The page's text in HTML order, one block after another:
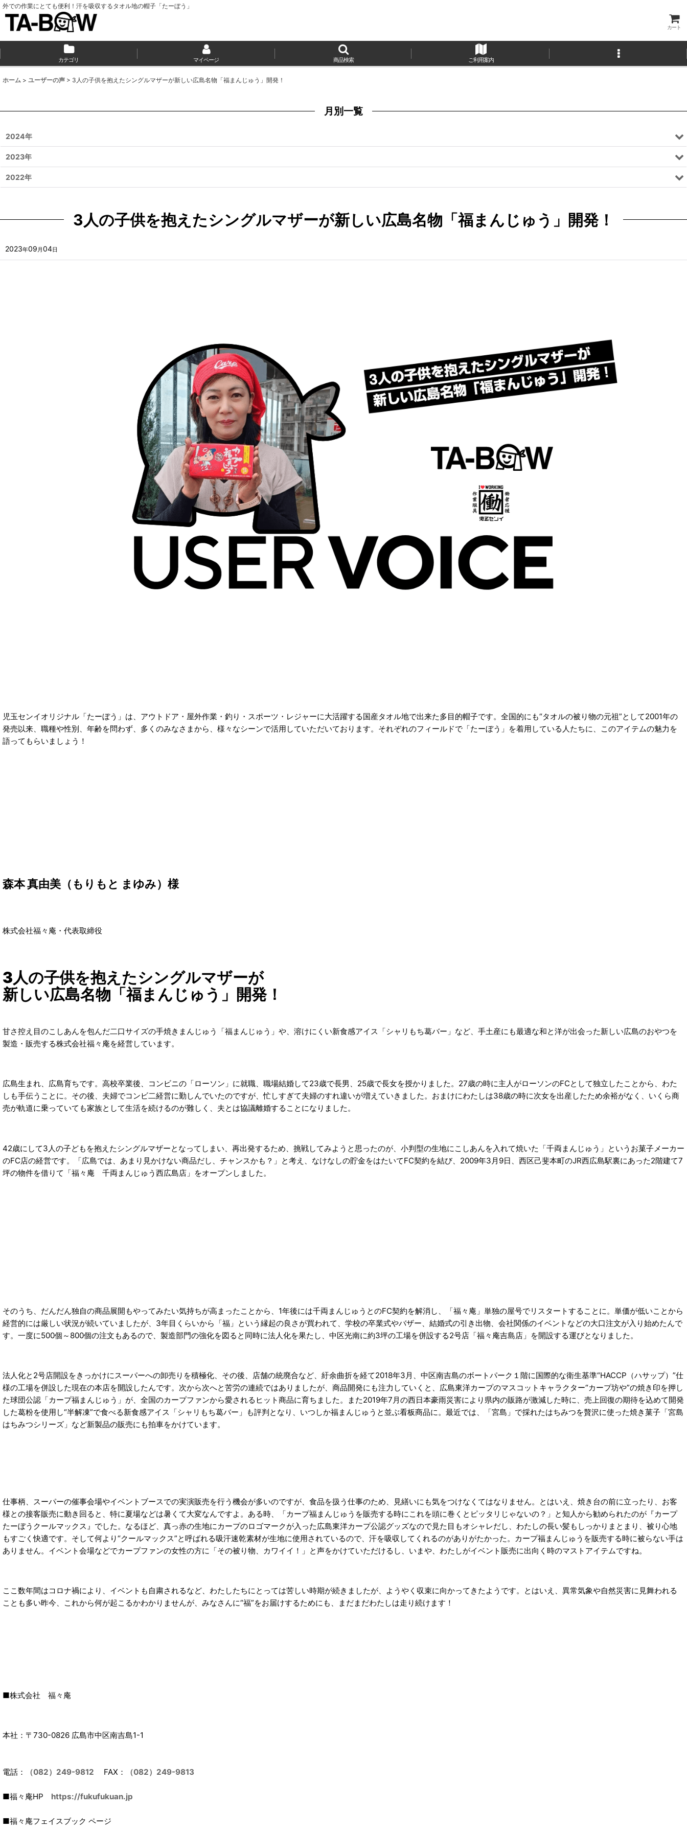
外での作業にとても便利！汗を吸収するタオル地の帽子「たーぼう」
カート
カテゴリ マイページ 商品検索 ご利用案内
ホーム > ユーザーの声 > 3人の子供を抱えたシングルマザーが新しい広島名物「福まんじゅう」開発！
3人の子供を抱えたシングルマザーが新しい広島名物「福まんじゅう」開発！
2023年09 月04日
児玉センイオリジナル「たーぼう」は、アウトドア・屋外作業・釣り・スポーツ・レジャーに大活躍する国産タオル地で出来た多目的帽子です。全国的にも“タオルの被り物の元祖”として2001年の
発売以来、職種や性別、年齢を問わず、多くのみなさまから、様々なシーンで活用していただいております。それぞれのフィールドで「たーぼう」を着用している人たちに、このアイテムの魅力を
語ってもらいましょう！
森本 真由美（もりもと まゆみ）様
株式会社福々庵・代表取締役
3人の子供を抱えたシングルマザーが
新しい広島名物「福まんじゅう」開発！
甘さ控え目のこしあんを包んだ二口サイズの手焼きまんじゅう「福まんじゅう」や、溶けにくい新食感アイス「シャリもち葛バー」など、手土産にも最適な和と洋が出会った新しい広島のおやつを
製造・販売する株式会社福々庵を経営しています。
広島生まれ、広島育ちです。高校卒業後、コンビニの「ローソン」に就職、職場結婚して23歳で長男、25歳で長女を授かりました。27歳の時に主人がローソンのFCとして独立したことから、わた
しも手伝うことに。その後、夫婦でコンビ二経営に勤しんでいたのですが、忙しすぎて夫婦のすれ違いが増えていきました。おまけにわたしは38歳の時に次女を出産したため余裕がなく、いくら商
売が軌道に乗っていても家族として生活を続けるのが難しく、夫とは協議離婚することになりました。
42歳にして3人の子どもを抱えたシングルマザーとなってしまい、再出発するため、挑戦してみようと思ったのが、小判型の生地にこしあんを入れて焼いた「千両まんじゅう」というお菓子メーカー
のFC店の経営です。「広島では、あまり見かけない商品だし、チャンスかも？」と考え、なけなしの貯金をはたいてFC契約を結び、2009年3月9日、西区己斐本町のJR西広島駅裏にあった2階建て7
坪の物件を借りて「福々庵 千両まんじゅう西広島店」をオープンしました。
そのうち、だんだん独自の商品展開もやってみたい気持ちが高まったことから、1年後には千両まんじゅうとのFC契約を解消し、「福々庵」単独の屋号でリスタートすることに。単価が低いことから
経営的には厳しい状況が続いていましたが、3年目くらいから「福」という縁起の良さが買われて、学校の卒業式やバザー、結婚式の引き出物、会社関係のイベントなどの大口注文が入り始めたんで
す。一度に500個～800個の注文もあるので、製造部門の強化を図ると同時に法人化を果たし、中区光南に約3坪の工場を併設する2号店「福々庵吉島店」を開設する運びとなりました。
法人化と2号店開設をきっかけにスーパーへの卸売りを積極化、その後、店舗の統廃合など、紆余曲折を経て2018年3月、中区南吉島のボートパーク１階に国際的な衛生基準“HACCP（ハサップ）”仕
様の工場を併設した現在の本店を開設したんです。次から次へと苦労の連続ではありましたが、商品開発にも注力していくと、広島東洋カープのマスコットキャラクター“カープ坊や”の焼き印を押し
た球団公認「カープ福まんじゅう」が、全国のカープファンから愛されるヒット商品に育ちました。また2019年7月の西日本豪雨災害により県内の販路が激減した時に、売上回復の期待を込めて開発
した葛粉を使用し“半解凍”で食べる新食感アイス「シャリもち葛バー」も評判となり、いつしか福まんじゅうと並ぶ看板商品に。最近では、「宮島」で採れたはちみつを贅沢に使った焼き菓子「宮島
はちみつシリーズ」など新製品の販売にも拍車をかけています。
仕事柄、スーパーの催事会場やイベントブースでの実演販売を行う機会が多いのですが、食品を扱う仕事のため、見繕いにも気をつけなくてはなりません。とはいえ、焼き台の前に立ったり、お客
様との接客販売に動き回ると、特に夏場などは暑くて大変なんですよ。ある時、「カープ福まんじゅうを販売する時にこれを頭に巻くとピッタリじゃないの？」と知人から勧められたのが『カープ
たーぼうクールマックス』でした。なるほど、真っ赤の生地にカープのロゴマークが入った広島東洋カープ公認グッズなので見た目もオシャレだし、わたしの長い髪もしっかりまとまり、被り心地
もすごく快適です。そして何より“クールマックス”と呼ばれる吸汗速乾素材が生地に使用されているので、汗を吸収してくれるのがありがたかった。カープ福まんじゅうを販売する時に被らない手は
ありません。イベント会場などでカープファンの女性の方に「その被り物、カワイイ！」と声をかけていただけるし、いまや、わたしがイベント販売に出向く時のマストアイテムですね。
ここ数年間はコロナ禍により、イベントも自粛されるなど、わたしたちにとっては苦しい時期が続きましたが、ようやく収束に向かってきたようです。とはいえ、異常気象や自然災害に見舞われる
ことも多い昨今、これから何が起こるかわかりませんが、みなさんに“福”をお届けするためにも、まだまだわたしは走り続けます！
■株式会社 福々庵
本社：〒730-0826 広島市中区南吉島1-1
電話： （082）249-9812 FAX： （082）249-9813
■福々庵HP https://fukufukuan.jp
■福々庵フェイスブック ページ
月別一覧
2024年
2023年
2022年